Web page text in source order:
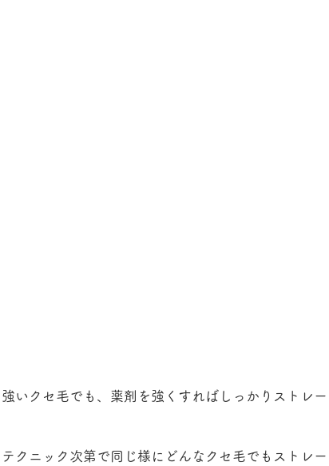
いクセ毛でも、薬剤を強くすればしっかりストレ
クニック次第で同じ様にどんなクセ毛でもストレ